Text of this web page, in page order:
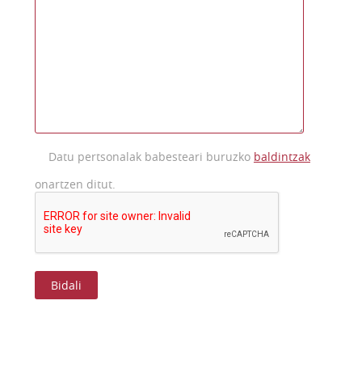
Datu pertsonalak babesteari buruzko baldintzak
onartzen ditut.